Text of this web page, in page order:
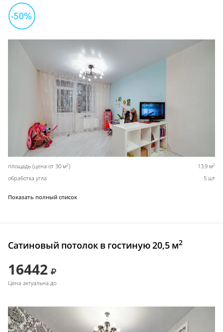
площадь (цена от 30 м2) 13,9 м2
обработка угла 5 шт
Показать полный список
Сатиновый потолок в гостиную 20,5 м2
16442
Цена актуальна до